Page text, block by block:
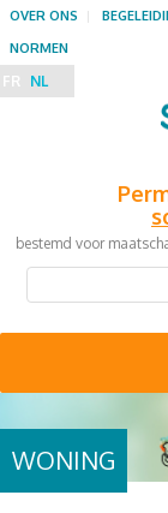
bestemd voor
OVER ONS
NORMEN
FR NL
WONING